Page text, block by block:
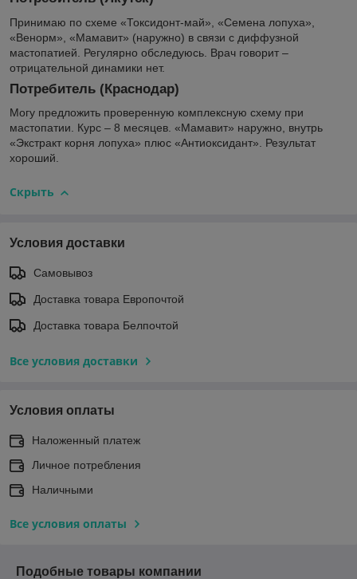
Принимаю по схеме «Токсидонт-май», «Семена лопуха»,
«Венорм», «Мамавит» (наружно) в связи с диффузной
мастопатией. Регулярно обследуюсь. Врач говорит –
отрицательной динамики нет.
Потребитель (Краснодар)
Могу предложить проверенную комплексную схему при
мастопатии. Курс – 8 месяцев. «Мамавит» наружно, внутрь
«Экстракт корня лопуха» плюс «Антиоксидант». Результат
хороший.
Скрыть
Условия доставки
Самовывоз
Доставка товара Европочтой
Доставка товара Белпочтой
Все условия доставки
Условия оплаты
Наложенный платеж
Личное потребления
Наличными
Все условия оплаты
Подобные товары компании